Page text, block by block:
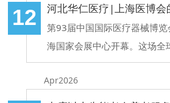
12
第93届中国国际医疗器械博览
海国家会展中心开幕。这场全
会，汇聚了来自20多个国家
企业。河北华仁医疗带着满满
Apr2026